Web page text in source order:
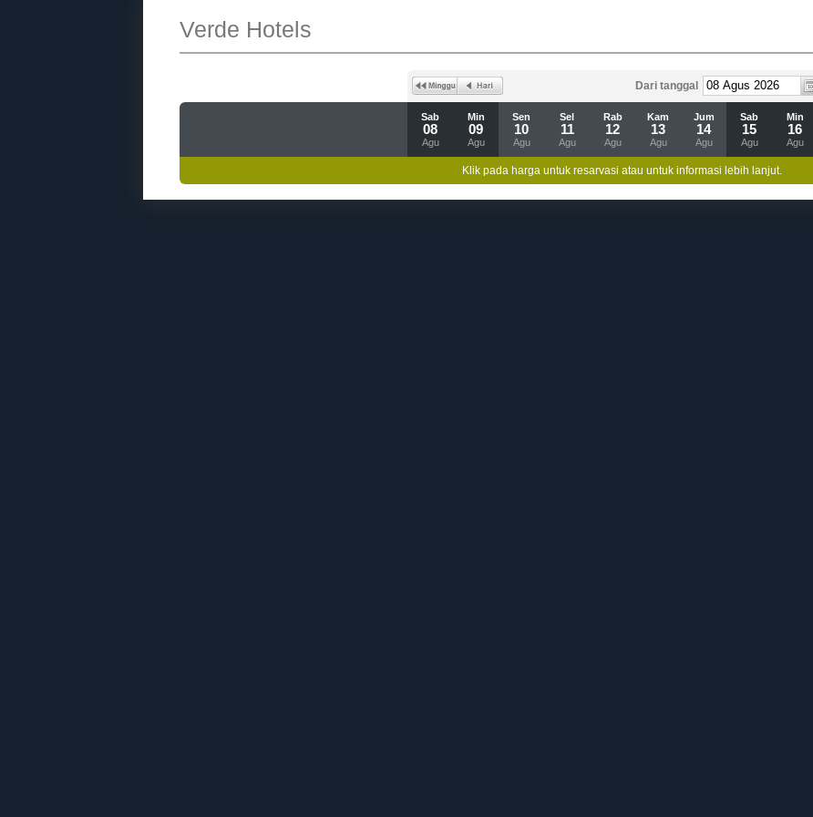
Verde Hotels
Dari tanggal
Sab
08
Agu
Min
09
Agu
Sen
10
Agu
Sel
11
Agu
Rab
12
Agu
Kam
13
Agu
Jum
14
Agu
Sab
15
Agu
Min
16
Agu
Klik pada harga untuk resarvasi atau untuk informasi lebih lanjut.